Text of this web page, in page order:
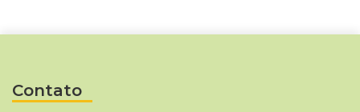
Contato